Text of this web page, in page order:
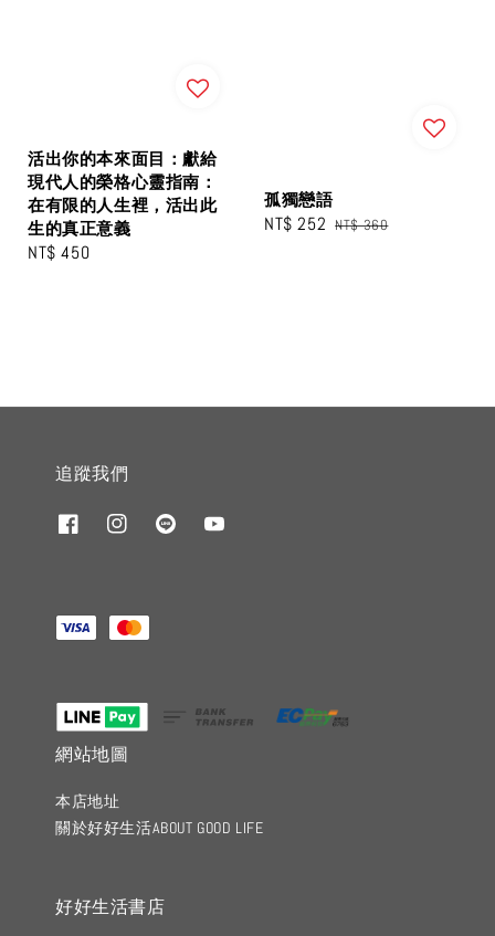
活出你的本來面目：獻給
現代人的榮格心靈指南：
在有限的人生裡，活出此
生的真正意義
Regular
NT$ 450
孤獨戀語
Sale
NT$ 252 Regular
NT$ 360
追蹤我們
網站地圖
本店地址
關於好好生活ABOUT GOOD LIFE
好好生活書店